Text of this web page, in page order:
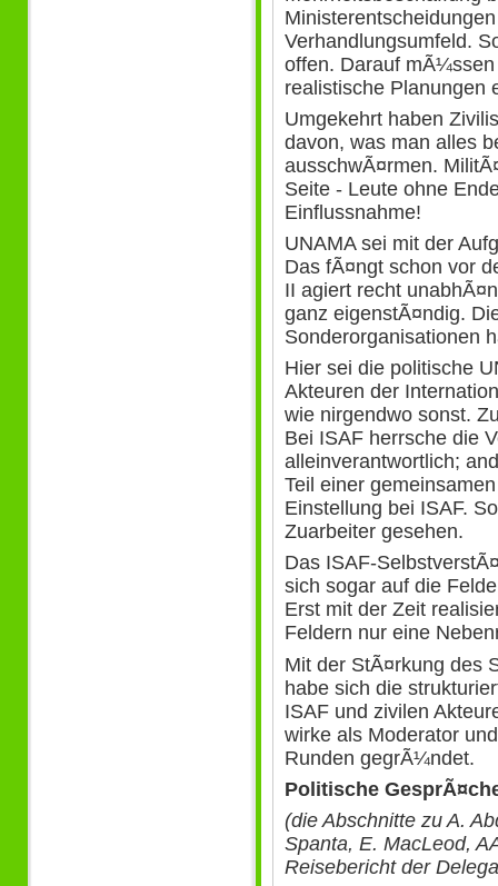
Verhandlungsumfeld.
offen. Darauf
realistische Planungen
Umgekehrt haben
davon, was man alles
ausschwÃ¤rmen.
Seite - Leute ohne
Einflussnahme!
UNAMA sei mit der
Das fÃ¤ngt schon vor
II agiert recht
ganz eigenstÃ¤ndig.
Sonderorganisationen
Hier sei die politische
Akteuren der
wie nirgendwo sonst.
Bei ISAF herrsche die
alleinverantwortlich;
Teil einer
Einstellung bei ISAF.
Zuarbeiter gesehen.
Das ISAF-
sich sogar auf die
Erst mit der Zeit
Feldern nur eine
Mit der StÃ¤rkung des
habe sich die
ISAF und zivilen
wirke als Moderator
Runden gegrÃ¼ndet.
Politische
(die Abschnitte zu A.
Spanta, E. MacLeod,
Reisebericht der